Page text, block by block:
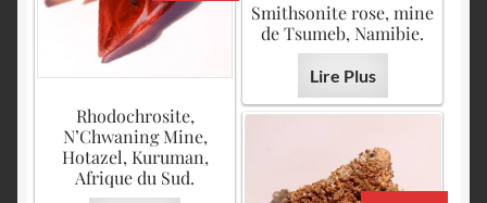
Smithsonite rose, mine
de Tsumeb, Namibie.
Lire Plus
Rhodochrosite,
N’Chwaning Mine,
Hotazel, Kuruman,
Afrique du Sud.